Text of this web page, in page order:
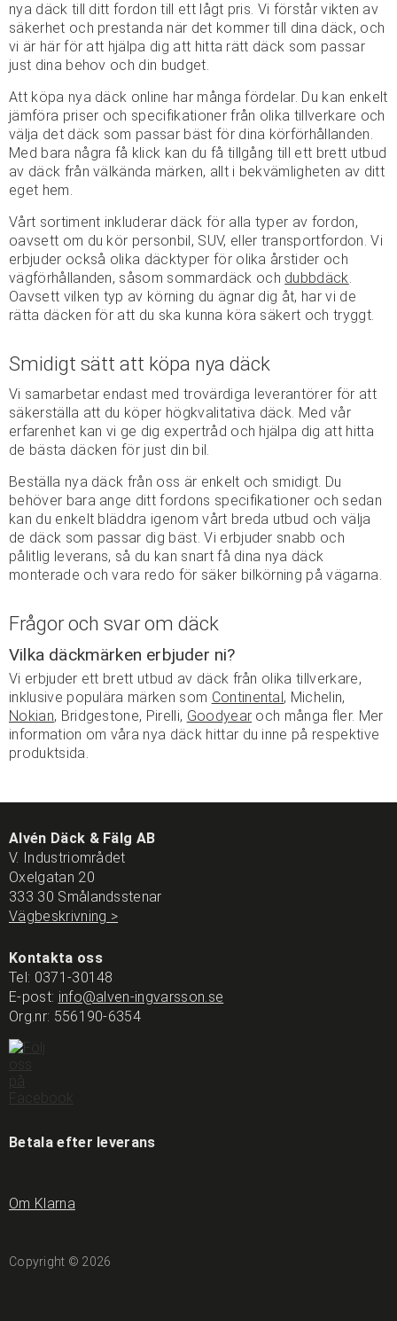
nya däck till ditt fordon till ett lågt pris. Vi förstår vikten av
säkerhet och prestanda när det kommer till dina däck, och
vi är här för att hjälpa dig att hitta rätt däck som passar
just dina behov och din budget.
Att köpa nya däck online har många fördelar. Du kan enkelt
jämföra priser och specifikationer från olika tillverkare och
välja det däck som passar bäst för dina körförhållanden.
Med bara några få klick kan du få tillgång till ett brett utbud
av däck från välkända märken, allt i bekvämligheten av ditt
eget hem.
Vårt sortiment inkluderar däck för alla typer av fordon,
oavsett om du kör personbil, SUV, eller transportfordon. Vi
erbjuder också olika däcktyper för olika årstider och
vägförhållanden, såsom sommardäck och dubbdäck.
Oavsett vilken typ av körning du ägnar dig åt, har vi de
rätta däcken för att du ska kunna köra säkert och tryggt.
Smidigt sätt att köpa nya däck
Vi samarbetar endast med trovärdiga leverantörer för att
säkerställa att du köper högkvalitativa däck. Med vår
erfarenhet kan vi ge dig expertråd och hjälpa dig att hitta
de bästa däcken för just din bil.
Beställa nya däck från oss är enkelt och smidigt. Du
behöver bara ange ditt fordons specifikationer och sedan
kan du enkelt bläddra igenom vårt breda utbud och välja
de däck som passar dig bäst. Vi erbjuder snabb och
pålitlig leverans, så du kan snart få dina nya däck
monterade och vara redo för säker bilkörning på vägarna.
Frågor och svar om däck
Vilka däckmärken erbjuder ni?
Vi erbjuder ett brett utbud av däck från olika tillverkare,
inklusive populära märken som Continental, Michelin,
Nokian, Bridgestone, Pirelli, Goodyear och många fler. Mer
information om våra nya däck hittar du inne på respektive
produktsida.
Alvén Däck & Fälg AB
V. Industriområdet
Oxelgatan 20
333 30 Smålandsstenar
Vägbeskrivning >
Kontakta oss
Tel: 0371-30148
E-post: info@alven-ingvarsson.se
Org.nr: 556190-6354
Betala efter leverans
Om Klarna
Copyright © 2026